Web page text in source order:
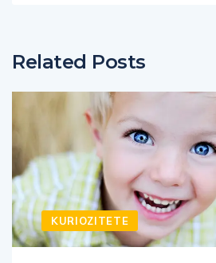
Related Posts
KURIOZITETE